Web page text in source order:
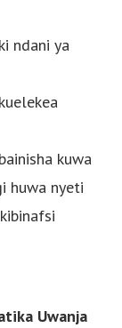
ndani ya
kuwa
huwa nyeti
Uwanja